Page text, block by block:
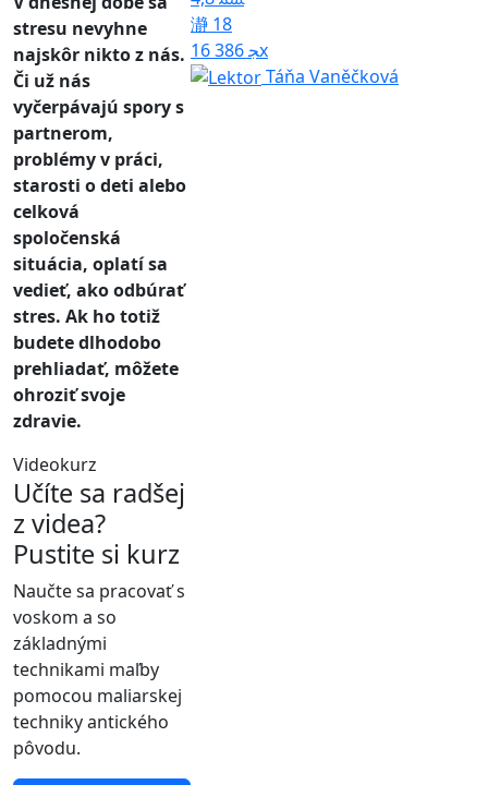
stresu nevyhne
najskôr nikto z nás.
Či už nás
vyčerpávajú spory s
partnerom,
problémy v práci,
starosti o deti alebo
celková
spoločenská
situácia, oplatí sa
vedieť, ako odbúrať
stres. Ak ho totiž
budete dlhodobo
prehliadať, môžete
ohroziť svoje
zdravie.
Videokurz
Učíte sa radšej
z videa?
Pustite si kurz
Naučte sa pracovať s
voskom a so
základnými
technikami maľby
pomocou maliarskej
techniky antického
pôvodu.
18
16 386x
Táňa Vaněčková